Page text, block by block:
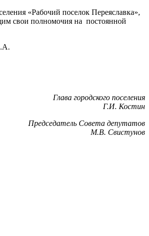
«Рабочий поселок Переяславка»,
свои полномочия на постоянной
Глава городского поселения
Г.И. Костин
Председатель Совета депутатов
М.В. Свистунов